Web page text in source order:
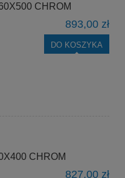
CHROM
893,00 zł
DO KOSZYKA
CHROM
827,00 zł